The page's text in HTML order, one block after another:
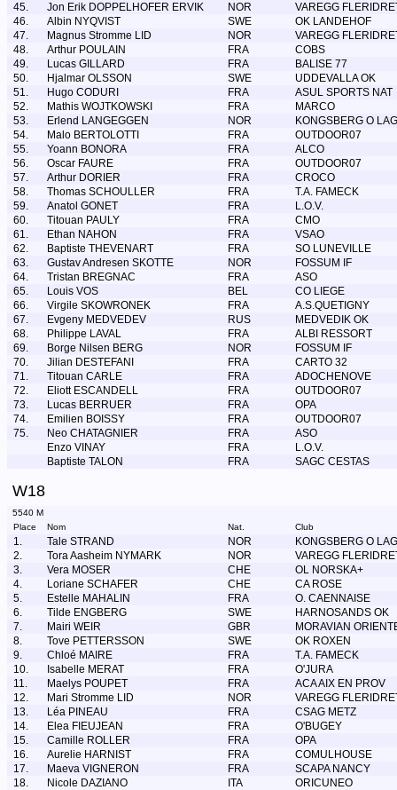
45.
Jon Erik DOPPELHOFER ERVIK NOR
VAREGG
46.
Albin NYQVIST SWE
OK LANDEHOF
47.
Magnus Stromme LID NOR
VAREGG
48.
Arthur POULAIN FRA
COBS
49.
Lucas GILLARD FRA
BALISE 77
50.
Hjalmar OLSSON SWE
UDDEVALLA OK
51.
Hugo CODURI FRA
ASUL SPORTS NAT
52.
Mathis WOJTKOWSKI FRA
MARCO
53.
Erlend LANGEGGEN NOR
KONGSBERG O LAG
54.
Malo BERTOLOTTI FRA
OUTDOOR07
55.
Yoann BONORA FRA
ALCO
56.
Oscar FAURE FRA
OUTDOOR07
57.
Arthur DORIER FRA
CROCO
58.
Thomas SCHOULLER FRA
T.A. FAMECK
59.
Anatol GONET FRA
L.O.V.
60.
Titouan PAULY FRA
CMO
61.
Ethan NAHON FRA
VSAO
62.
Baptiste THEVENART FRA
SO LUNEVILLE
63.
Gustav Andresen SKOTTE NOR
FOSSUM IF
64.
Tristan BREGNAC FRA
ASO
65.
Louis VOS BEL
CO LIEGE
66.
Virgile SKOWRONEK FRA
A.S.QUETIGNY
67.
Evgeny MEDVEDEV RUS
MEDVEDIK OK
68.
Philippe LAVAL FRA
ALBI RESSORT
69.
Borge Nilsen BERG NOR
FOSSUM IF
70.
Jilian DESTEFANI FRA
CARTO 32
71.
Titouan CARLE FRA
ADOCHENOVE
72.
Eliott ESCANDELL FRA
OUTDOOR07
73.
Lucas BERRUER FRA
OPA
74.
Emilien BOISSY FRA
OUTDOOR07
75.
Neo CHATAGNIER FRA
ASO
Enzo VINAY
FRA
L.O.V.
Baptiste TALON
FRA SAGC CESTAS
W18
5540 M
Place
Nom Nat. Club
1. Tale STRAND NOR
KONGSBERG O LAG
2.
Tora Aasheim NYMARK NOR
VAREGG
3.
Vera MOSER CHE
OL NORSKA+
4.
Loriane SCHAFER CHE
CA ROSE
5.
Estelle MAHALIN FRA
O. CAENNAISE
6.
Tilde ENGBERG SWE
HARNOSANDS OK
7.
Mairi WEIR GBR
MORAVIAN
8.
Tove PETTERSSON SWE
OK ROXEN
9.
Chloé MAIRE FRA
T.A. FAMECK
10.
Isabelle MERAT FRA
O'JURA
11.
Maelys POUPET FRA
ACA AIX EN PROV
12.
Mari Stromme LID NOR
VAREGG
13.
Léa PINEAU FRA
CSAG METZ
14.
Elea FIEUJEAN FRA
O'BUGEY
15.
Camille ROLLER FRA
OPA
16.
Aurelie HARNIST FRA
COMULHOUSE
17.
Maeva VIGNERON FRA
SCAPA NANCY
18.
Nicole DAZIANO ITA
ORICUNEO